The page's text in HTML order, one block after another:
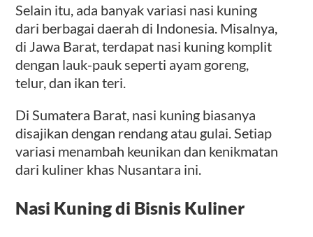
Selain itu, ada banyak variasi nasi kuning
dari berbagai daerah di Indonesia. Misalnya,
di Jawa Barat, terdapat nasi kuning komplit
dengan lauk-pauk seperti ayam goreng,
telur, dan ikan teri.
Di Sumatera Barat, nasi kuning biasanya
disajikan dengan rendang atau gulai. Setiap
variasi menambah keunikan dan kenikmatan
dari kuliner khas Nusantara ini.
Nasi Kuning di Bisnis Kuliner